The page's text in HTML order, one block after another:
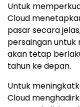
Untuk
Cloud
pasar secara
persaingan untuk
akan tetap
tahun ke depan.
Untuk
Cloud